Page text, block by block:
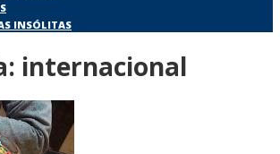
INSÓLITAS
internacional